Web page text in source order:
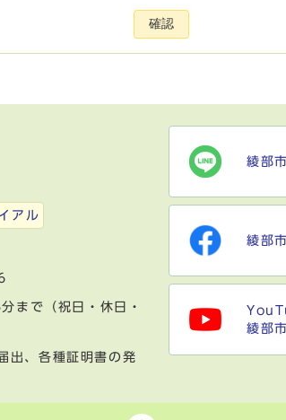
確認
アル
まで（祝日・休日・
出、各種証明書の発
綾部
綾部
綾部